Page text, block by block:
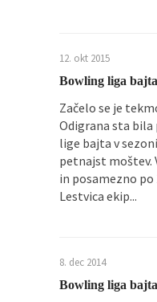
12. okt 2015
Bowling liga
Začelo se je
Odigrana sta
lige bajta v
petnajst moštev.
in posamezno po
Lestvica ekip...
8. dec 2014
Bowling liga